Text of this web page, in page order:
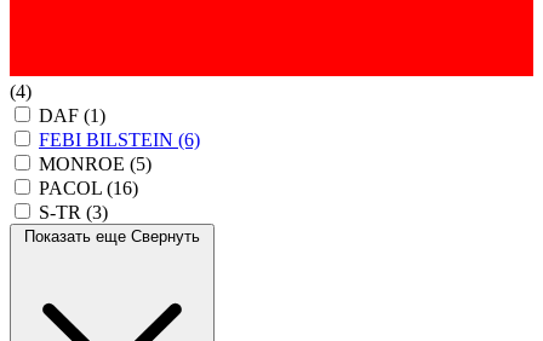
(4)
DAF (1)
FEBI BILSTEIN (6)
MONROE (5)
PACOL (16)
S-TR (3)
Показать еще Свернуть